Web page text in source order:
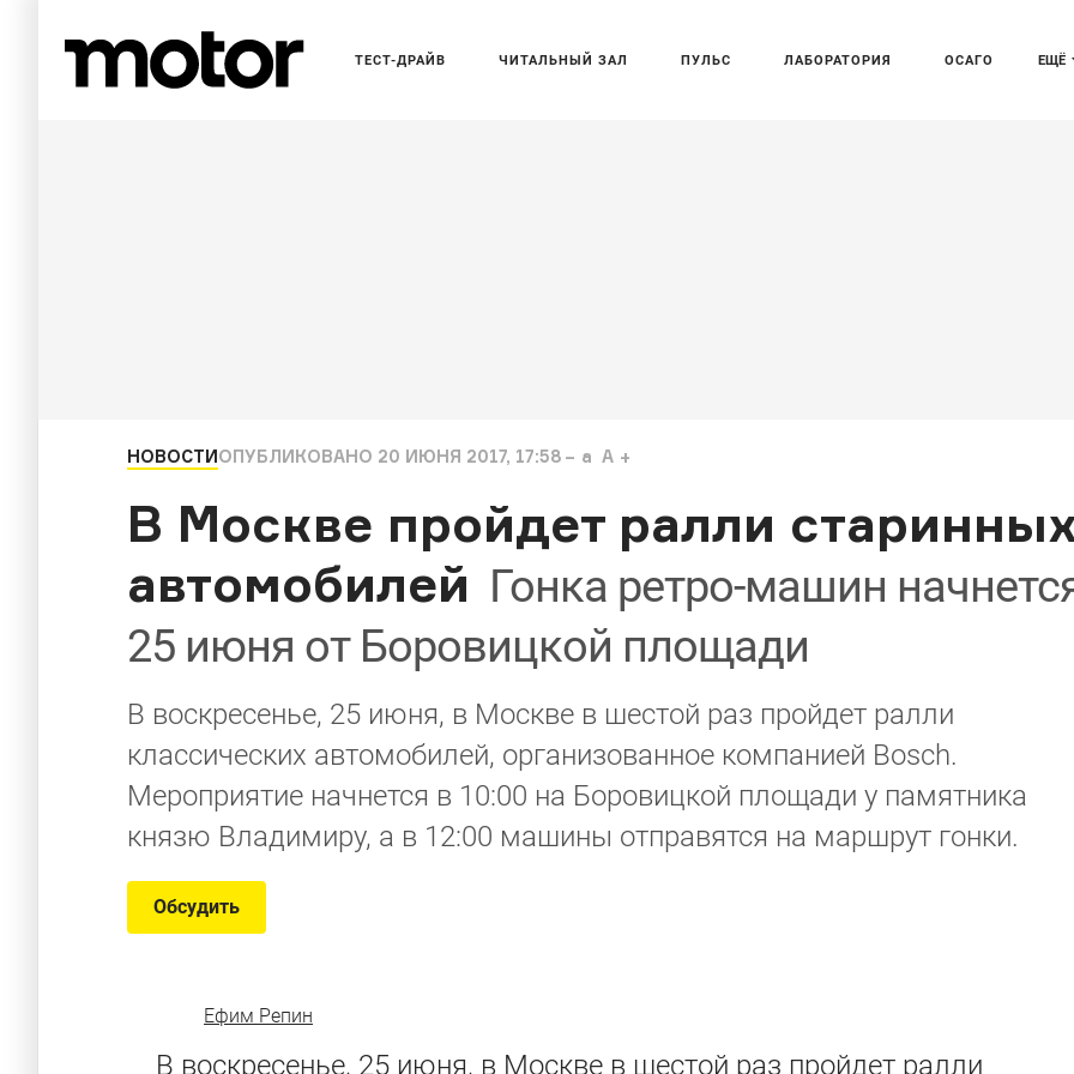
ЕЩЁ
ТЕСТ-ДРАЙВ ЧИТАЛЬНЫЙ ЗАЛ ПУЛЬС ЛАБОРАТОРИЯ ОСАГО
НОВОСТИОПУБЛИКОВАНО 20 ИЮНЯ 2017, 17:58 a A
В Москве пройдет ралли
автомобилей Гонка ретро-машин
25 июня от Боровицкой площади
В воскресенье, 25 июня, в Москве в шестой раз пройдет ралли
классических автомобилей, организованное компанией Bosch.
Мероприятие начнется в 10:00 на Боровицкой площади у памятника
князю Владимиру, а в 12:00 машины отправятся на маршрут гонки.
Обсудить
Ефим Репин
В воскресенье, 25 июня, в Москве в шестой раз пройдет ралли